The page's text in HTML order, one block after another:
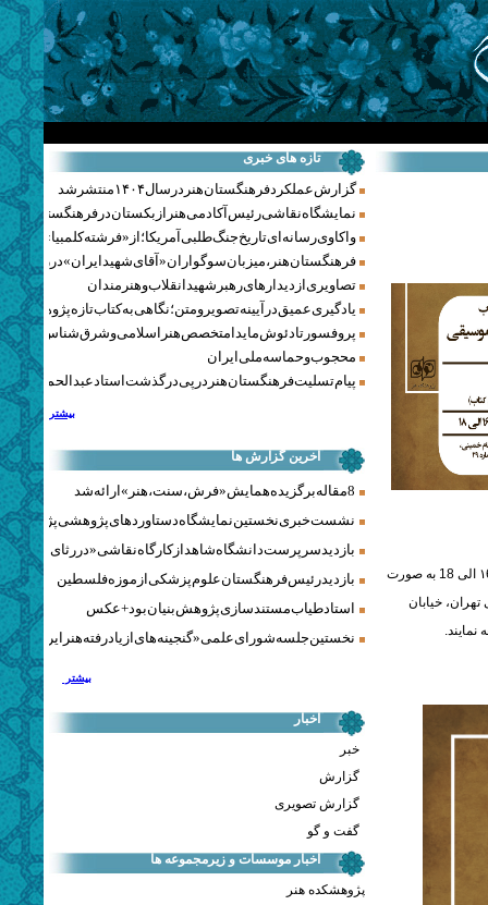
تازه های خبری
گزارش عملکرد فرهنگستان هنر در سال ۱۴۰۴ منتشر شد
نمایشگاه نقاشی رئیس آکادمی هنر ازبکستان در فرهنگستان هنر
واکاوی رسانه‌ای تاریخ جنگ‌طلبی آمریکا؛ از «فرشته کلمبیا» تا
فرهنگستان هنر، میزبان سوگواران «آقای شهید ایران» در
تصاویری از دیدارهای رهبر شهید انقلاب و هنرمندان
یادگیری عمیق در آیینه تصویر و متن؛ نگاهی به کتاب تازه پژوهشکده
پروفسور تادئوش مایدا متخصص هنر اسلامی و شرق‌شناس
محجوب و حماسه ملی ایران
پیام تسلیت فرهنگستان هنر در پی درگذشت استاد عبدالحمید
بیشتر
آخرین گزارش ها
8 مقاله برگزیده همایش «فرش، سنت، هنر» ارائه شد
نشست خبری نخستین نمایشگاه دستاوردهای پژوهشی
بازدید سرپرست دانشگاه شاهد از کارگاه نقاشی «در رثای سیمرغ
بازدید رئیس فرهنگستان علوم پزشکی از موزه فلسطین
استاد طیاب مستندسازی پژوهش‌بنیان بود + عکس
نخستین جلسه شورای علمی «گنجینه‌های ازیادرفته هنر ایران»
بیشتر
اخبار
خبر
گزارش
گزارش تصویری
گفت و گو
اخبار موسسات و زیرمجموعه ها
پژوهشکده هنر
نشست تخصصی نقد و بررسی کتاب «تفکرات فلسفی در باب موسیقی» دوشنبه 5 آذرماه ساعت ۱6 الی 18 به صورت
خیابان